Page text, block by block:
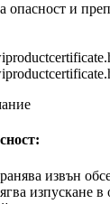
опасност и
извън
изпускане в